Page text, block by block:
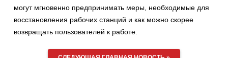
могут мгновенно предпринимать меры, необходимые для
восстановления рабочих станций и как можно скорее
возвращать пользователей к работе.